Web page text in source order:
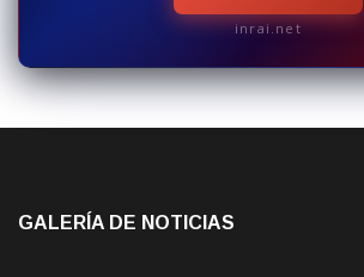
inrai.net
GALERÍA DE NOTICIAS